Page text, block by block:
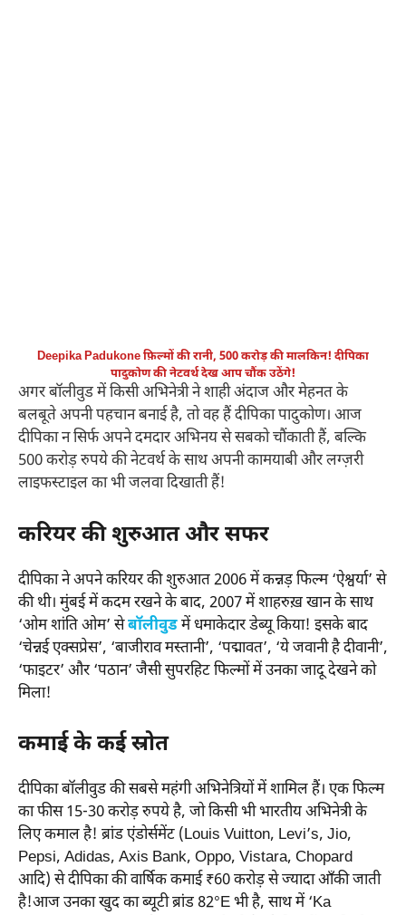
Deepika Padukoneफ़िल्मों की रानी, 500 करोड़ की मालकिन! दीपिका
पादुकोण की नेटवर्थ देख आप चौंक उठेंगे!
अगर बॉलीवुड में किसी अभिनेत्री ने शाही अंदाज और मेहनत के
बलबूते अपनी पहचान बनाई है, तो वह हैं दीपिका पादुकोण। आज
दीपिका न सिर्फ अपने दमदार अभिनय से सबको चौंकाती हैं, बल्कि
500 करोड़ रुपये की नेटवर्थ के साथ अपनी कामयाबी और लग्ज़री
लाइफस्टाइल का भी जलवा दिखाती हैं!
करियर की शुरुआत और सफर
दीपिका ने अपने करियर की शुरुआत 2006 में कन्नड़ फिल्म ‘ऐश्वर्या’ से
की थी। मुंबई में कदम रखने के बाद, 2007 में शाहरुख़ खान के साथ
‘ओम शांति ओम’ सेबॉलीवुडमें धमाकेदार डेब्यू किया! इसके बाद
‘चेन्नई एक्सप्रेस’, ‘बाजीराव मस्तानी’, ‘पद्मावत’, ‘ये जवानी है दीवानी’,
‘फाइटर’ और ‘पठान’ जैसी सुपरहिट फिल्मों में उनका जादू देखने को
मिला!
कमाई के कई स्रोत
दीपिका बॉलीवुड की सबसे महंगी अभिनेत्रियों में शामिल हैं। एक फिल्म
का फीस 15-30 करोड़ रुपये है, जो किसी भी भारतीय अभिनेत्री के
लिए कमाल है! ब्रांड एंडोर्समेंट (Louis Vuitton, Levi’s, Jio,
Pepsi, Adidas, Axis Bank, Oppo, Vistara, Chopard
आदि) से दीपिका की वार्षिक कमाई ₹60 करोड़ से ज्यादा आँकी जाती
है!आज उनका खुद का ब्यूटी ब्रांड 82°E भी है, साथ में ‘Ka